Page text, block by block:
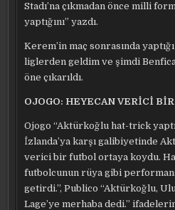
Stadı’na çıkmadan önce milli
yaptığını” yazdı.
Kerem’in maç sonrasında
liglerden geldim ve şimdi
öne çıkarıldı.
OJOGO: HEYECAN VERİCİ
Ojogo “Aktürkoğlu hat-trick
İzlanda’ya karşı galibiyetinde
verici bir futbol ortaya koydu.
futbolcunun rüya gibi
getirdi.”, Publico “Aktürkoğlu,
Lage’ye merhaba dedi.”